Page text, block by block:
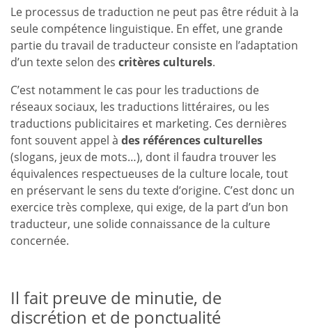
Le processus de traduction ne peut pas être réduit à la
seule compétence linguistique. En effet, une grande
partie du travail de traducteur consiste en l’adaptation
d’un texte selon des critères culturels.
C’est notamment le cas pour les traductions de
réseaux sociaux, les traductions littéraires, ou les
traductions publicitaires et marketing. Ces dernières
font souvent appel à des références culturelles
(slogans, jeux de mots…), dont il faudra trouver les
équivalences respectueuses de la culture locale, tout
en préservant le sens du texte d’origine. C’est donc un
exercice très complexe, qui exige, de la part d’un bon
traducteur, une solide connaissance de la culture
concernée.
Il fait preuve de minutie, de
discrétion et de ponctualité